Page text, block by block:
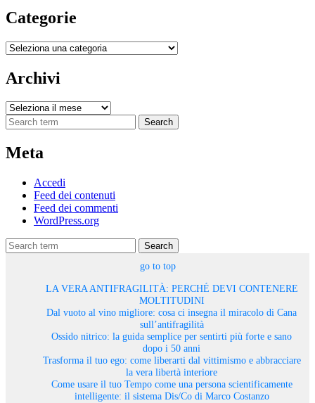
Categorie
Categorie
Archivi
Archivi
Search
Meta
Accedi
Feed dei contenuti
Feed dei commenti
WordPress.org
Search
go to top
LA VERA ANTIFRAGILITÀ: PERCHÉ DEVI CONTENERE
MOLTITUDINI
Dal vuoto al vino migliore: cosa ci insegna il miracolo di Cana
sull’antifragilità
Ossido nitrico: la guida semplice per sentirti più forte e sano
dopo i 50 anni
Trasforma il tuo ego: come liberarti dal vittimismo e abbracciare
la vera libertà interiore
Come usare il tuo Tempo come una persona scientificamente
intelligente: il sistema Dis/Co di Marco Costanzo